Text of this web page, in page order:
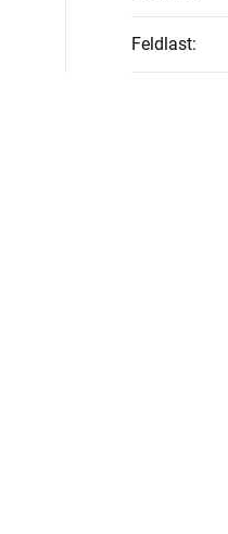
Feldlast: